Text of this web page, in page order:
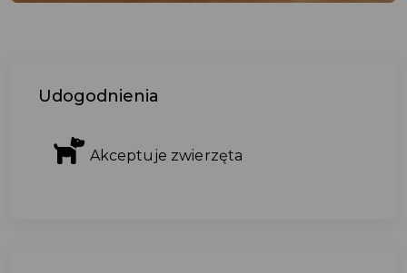
Udogodnienia
Akceptuje zwierzęta